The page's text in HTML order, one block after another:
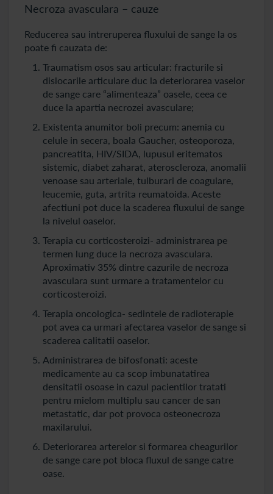
Necroza avasculara – cauze
Reducerea sau intreruperea fluxului de sange la os
poate fi cauzata de:
Traumatism osos sau articular: fracturile si
dislocarile articulare duc la deteriorarea vaselor
de sange care “alimenteaza” oasele, ceea ce
duce la apartia necrozei avasculare;
Existenta anumitor boli precum: anemia cu
celule in secera, boala Gaucher, osteoporoza,
pancreatita, HIV/SIDA, lupusul eritematos
sistemic, diabet zaharat, ateroscleroza, anomalii
venoase sau arteriale, tulburari de coagulare,
leucemie, guta, artrita reumatoida. Aceste
afectiuni pot duce la scaderea fluxului de sange
la nivelul oaselor.
Terapia cu corticosteroizi- administrarea pe
termen lung duce la necroza avasculara.
Aproximativ 35% dintre cazurile de necroza
avasculara sunt urmare a tratamentelor cu
corticosteroizi.
Terapia oncologica- sedintele de radioterapie
pot avea ca urmari afectarea vaselor de sange si
scaderea calitatii oaselor.
Administrarea de bifosfonati: aceste
medicamente au ca scop imbunatatirea
densitatii osoase in cazul pacientilor tratati
pentru mielom multiplu sau cancer de san
metastatic, dar pot provoca osteonecroza
maxilarului.
Deteriorarea arterelor si formarea cheagurilor
de sange care pot bloca fluxul de sange catre
oase.